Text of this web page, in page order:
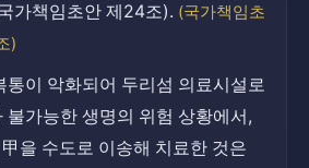
가책임초안 제24조). (국가책임초
)
통이 악화되어 두리섬 의료시설로
불가능한 생명의 위험 상황에서,
을 수도로 이송해 치료한 것은